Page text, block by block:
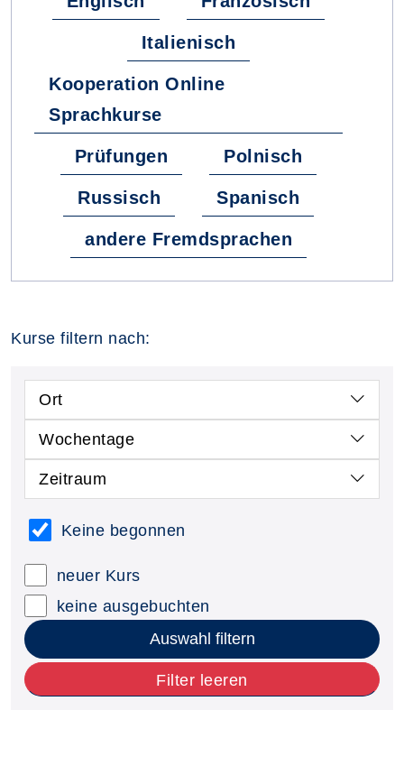
Italienisch
Kooperation Online
Sprachkurse
Prüfungen Polnisch
Russisch Spanisch
andere Fremdsprachen
Kurse filtern nach:
Ort
Wochentage
Zeitraum
Keine begonnen
neuer Kurs
keine ausgebuchten
Auswahl filtern
Filter leeren